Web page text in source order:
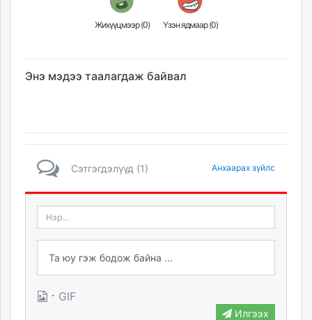
unread.today
Жихүүцмээр (0) Үзэн ядмаар (0)
Энэ мэдээ таалагдаж байвал
Сэтгэгдэлүүд (1) Анхаарах зүйлс
· GIF
Илгээх